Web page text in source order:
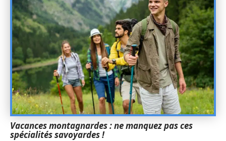
Vacances montagnardes : ne manquez pas ces
spécialités savoyardes !